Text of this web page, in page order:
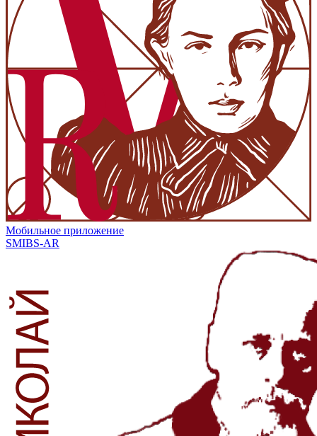
Мобильное приложение
SMIBS-AR